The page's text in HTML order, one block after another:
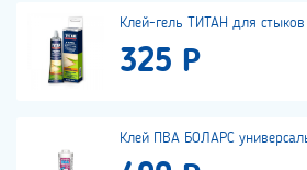
Клей-гель ТИТАН для
325 Р
Клей ПВА БОЛАРС